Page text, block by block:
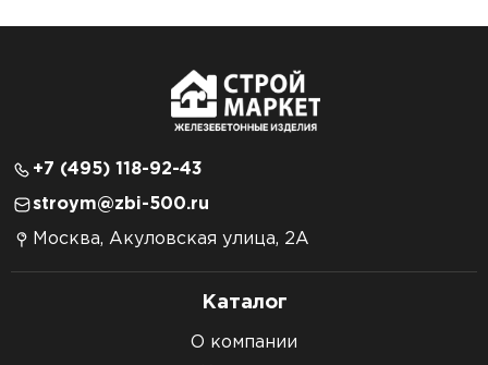
+7 (495) 118-92-43
stroym@zbi-500.ru
Москва, Акуловская улица, 2А
Каталог
О компании